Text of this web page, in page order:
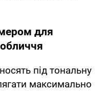
для
під тональну
максимально